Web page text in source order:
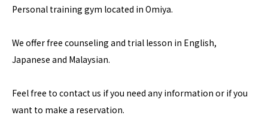
Personal training gym located in Omiya.
We offer free counseling and trial lesson in English,
Japanese and Malaysian.
Feel free to contact us if you need any information or if you
want to make a reservation.